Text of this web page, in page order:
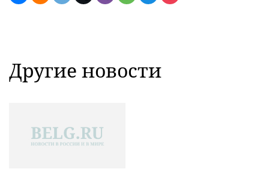
Другие новости